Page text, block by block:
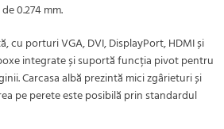
0.274 mm.
cu porturi VGA, DVI, DisplayPort, HDMI și
integrate și suportă funcția pivot pentru
Carcasa albă prezintă mici zgârieturi și
pe perete este posibilă prin standardul